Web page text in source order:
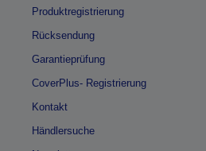
Produktregistrierung
Rücksendung
Garantieprüfung
CoverPlus- Registrierung
Kontakt
Händlersuche